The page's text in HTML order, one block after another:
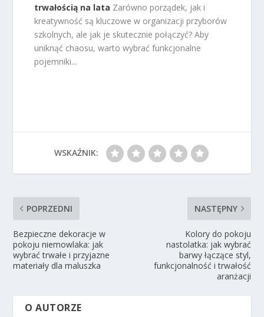
trwałością na lata Zarówno porządek, jak i
kreatywność są kluczowe w organizacji przyborów
szkolnych, ale jak je skutecznie połączyć? Aby
uniknąć chaosu, warto wybrać funkcjonalne
pojemniki...
WSKAŹNIK:
POPRZEDNI
Bezpieczne dekoracje w
pokoju niemowlaka: jak
wybrać trwałe i przyjazne
materiały dla maluszka
NASTĘPNY
Kolory do pokoju
nastolatka: jak wybrać
barwy łączące styl,
funkcjonalność i trwałość
aranżacji
O AUTORZE